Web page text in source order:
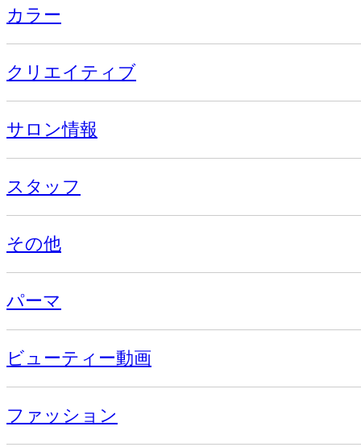
カラー
クリエイティブ
サロン情報
スタッフ
その他
パーマ
ビューティー動画
ファッション